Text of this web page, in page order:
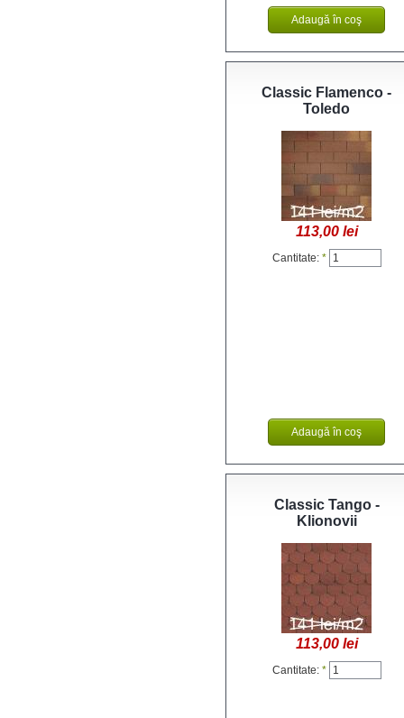
Classic Flamenco -
Toledo
113,00 lei
Cantitate: *
Classic Tango -
Klionovii
113,00 lei
Cantitate: *